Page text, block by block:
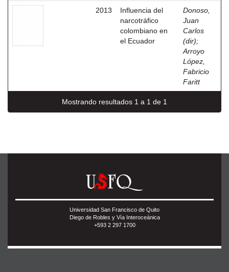
2013
Influencia del
narcotráfico
colombiano en
el Ecuador
Donoso,
Juan
Carlos
(dir);
Arroyo
López,
Fabricio
Faritt
Mostrando resultados 1 a 1 de 1
Universidad San Francisco de Quito
Diego de Robles y Vía Interoceánica
+593 2 297 1700